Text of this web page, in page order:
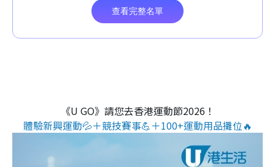
《U GO》請您去香港運動節2026！
體驗新興運動💦＋競技賽事💪＋100+運動用品攤位🔥